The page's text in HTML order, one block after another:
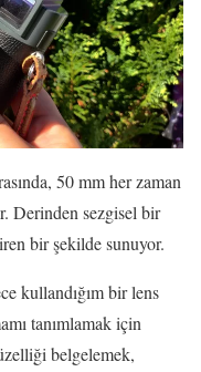
50 mm her zaman
Derinden sezgisel bir
bir şekilde sunuyor.
kullandığım bir lens
tanımlamak için
belgelemek,